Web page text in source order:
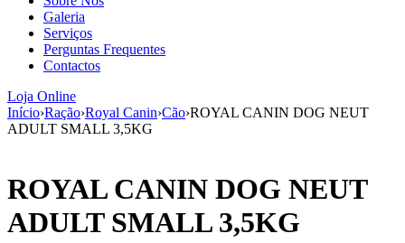
Galeria
Serviços
Perguntas Frequentes
Contactos
Loja Online
Início›Ração›Royal Canin›Cão›ROYAL CANIN DOG NEUT
ADULT SMALL 3,5KG
ROYAL CANIN DOG NEUT
ADULT SMALL 3,5KG
aumenta a
probabilidade
de ver
conteúdo e
ofertas